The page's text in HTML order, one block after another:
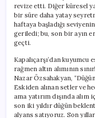
revize etti. Diğer küresel
bir süre daha yatay
haftaya başladığı
geriledi; bu, son bir ayın
geçti.
Kapalıçarşı’dan kuyumcu
rağmen altın alımının
Nazar Özsahakyan,
Eskiden alınan setler ve
ama yatırım dışında
son iki yıldır düğün
alyans satıyoruz. Son